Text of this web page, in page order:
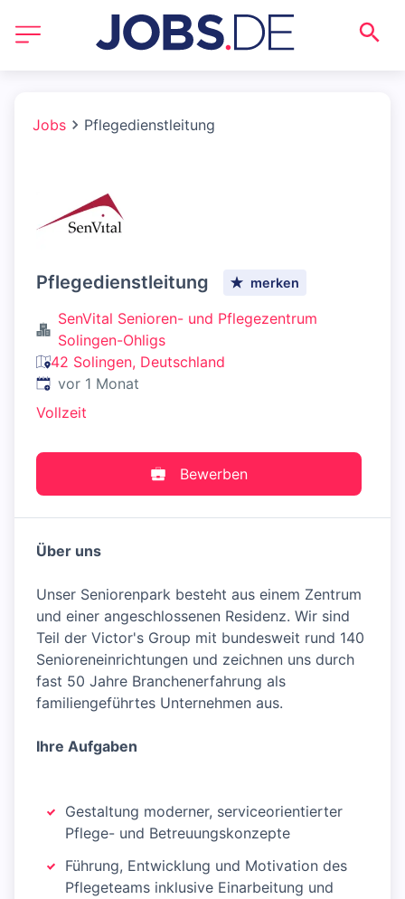
Jobs Pflegedienstleitung
Pflegedienstleitung merken
SenVital Senioren- und Pflegezentrum
Solingen-Ohligs
42 Solingen, Deutschland
Veröffentlicht:
vor 1 Monat
Vollzeit
Bewerben
Über uns
Unser Seniorenpark besteht aus einem Zentrum
und einer angeschlossenen Residenz. Wir sind
Teil der Victor's Group mit bundesweit rund 140
Senioreneinrichtungen und zeichnen uns durch
fast 50 Jahre Branchenerfahrung als
familiengeführtes Unternehmen aus.
Ihre Aufgaben
Gestaltung moderner, serviceorientierter
Pflege- und Betreuungskonzepte
Führung, Entwicklung und Motivation des
Pflegeteams inklusive Einarbeitung und